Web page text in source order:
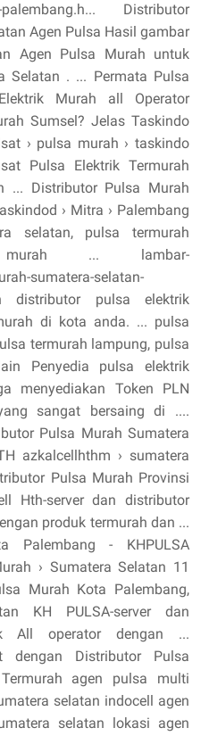
palembang.h... Distributor
Agen Pulsa Hasil gambar
Agen Pulsa Murah untuk
Selatan . ... Permata Pulsa
Murah all Operator
Sumsel? Jelas Taskindo
› pulsa murah › taskindo
Pulsa Elektrik Termurah
... Distributor Pulsa Murah
› Mitra › Palembang
selatan, pulsa termurah
... lambar-
sumatera-selatan-
distributor pulsa elektrik
di kota anda. ... pulsa
termurah lampung, pulsa
Penyedia pulsa elektrik
menyediakan Token PLN
sangat bersaing di ....
Pulsa Murah Sumatera
azkalcellhthm › sumatera
Pulsa Murah Provinsi
Hth-server dan distributor
produk termurah dan ...
Palembang - KHPULSA
› Sumatera Selatan 11
Murah Kota Palembang,
KH PULSA-server dan
All operator dengan ...
dengan Distributor Pulsa
agen pulsa multi
selatan indocell agen
selatan lokasi agen